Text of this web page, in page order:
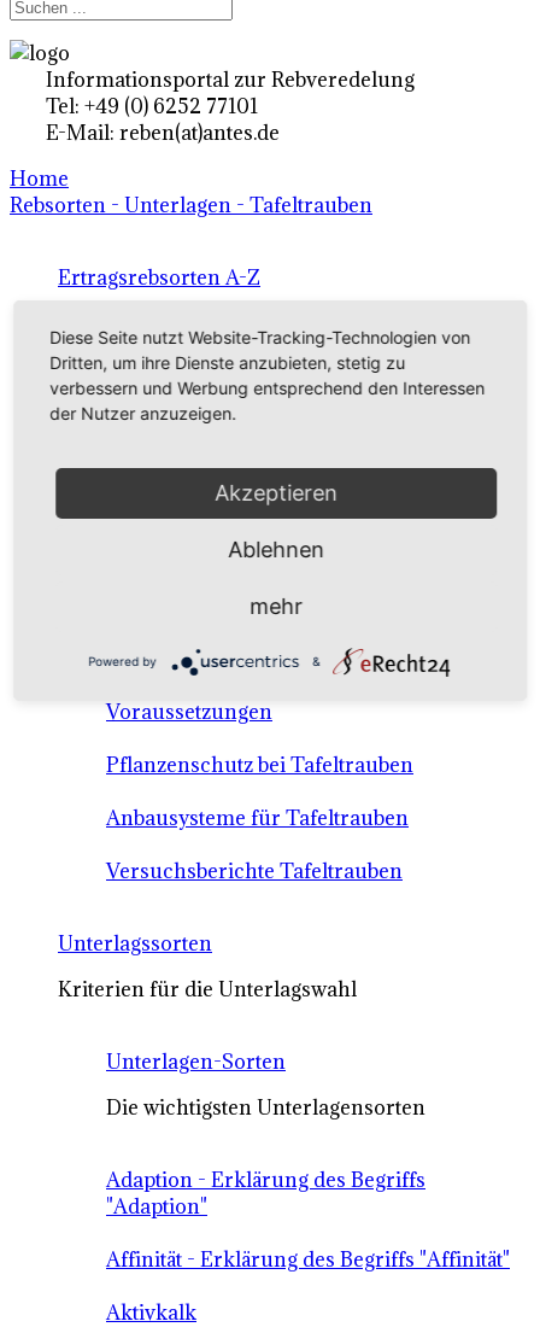
Informationsportal zur Rebveredelung
Tel: +49 (0) 6252 77101
E-Mail: reben(at)antes.de
Home
Rebsorten - Unterlagen - Tafeltrauben
Ertragsrebsorten A-Z
Rebsorten international
Tafeltraubensorten
Anbausysteme & Recht
Voraussetzungen
Pflanzenschutz bei Tafeltrauben
Anbausysteme für Tafeltrauben
Versuchsberichte Tafeltrauben
Unterlagssorten
Kriterien für die Unterlagswahl
Unterlagen-Sorten
Die wichtigsten Unterlagensorten
Adaption - Erklärung des Begriffs
"Adaption"
Affinität - Erklärung des Begriffs "Affinität"
Aktivkalk
Diese Seite nutzt Website-Tracking-Technologien von
Dritten, um ihre Dienste anzubieten, stetig zu
verbessern und Werbung entsprechend den Interessen
der Nutzer anzuzeigen.
Akzeptieren
Ablehnen
mehr
Powered by &